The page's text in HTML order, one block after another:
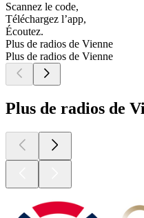
Scannez le code,
Téléchargez l’app,
Écoutez.
Plus de radios de Vienne
Plus de radios de Vienne
Plus de radios de